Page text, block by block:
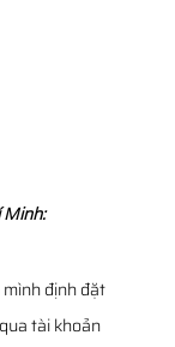
Minh:
định đặt
tài khoản